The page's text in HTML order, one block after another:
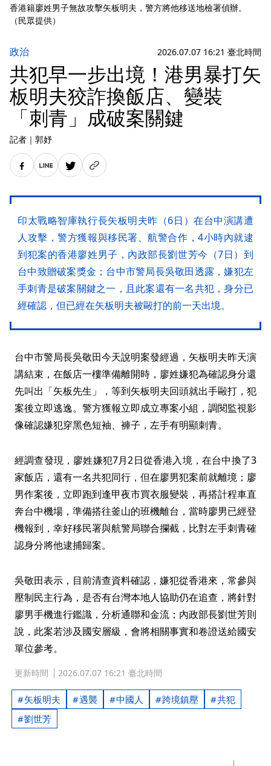
香港籍廖姓男子無故攻擊矢板明夫，警方將他移送地檢署偵辦。
（民眾提供）
政治 2026.07.07 16:21 臺北時間
共犯早一步出境！港男暴打矢
板明夫狡詐換飯店、變裝
「刺青」成破案關鍵
記者 ｜ 郭妤
印太戰略智庫執行長矢板明夫昨（6日）在台中演講遭
人攻擊，警方獲報與移民署、航警合作，4小時內就逮
到犯案的香港廖姓男子，內政部長劉世芳今（7日）到
台中致贈破案獎金；台中市警局長吳敬田透露，嫌犯左
手刺青是破案關鍵之一，且此案還有一名共犯，身分已
經確認，但已經在矢板明夫被毆打的前一天出境。
台中市警局長吳敬田今天說明案發經過，矢板明夫昨天演
講結束，在飯店一樓準備離開時，廖姓嫌犯為確認身分還
先叫出「矢板先生」，等到矢板明夫回頭就出手毆打，犯
案後立即逃逸。警方獲報立即成立專案小組，調閱監視影
像確認嫌犯穿黑色短袖、褲子，左手有明顯刺青。
經調查發現，廖姓嫌犯7月2日從香港入境，在台中換了3
家飯店，還有一名共犯同行，但在廖男犯案前就離境；廖
男作案後，立即跑到逢甲夜市買衣服變裝，再搭計程車直
奔台中機場，準備搭往釜山的班機離台，當時廖男已經登
機報到，幸好移民署與航警局聯合攔截，比對左手刺青確
認身分將他逮捕歸案。
吳敬田表示，目前清查資料確認，嫌犯從香港來，常參與
壓制民主行為，是否有台灣本地人協助仍在追查，將針對
廖男手機進行鑑識，分析通聯和金流；內政部長劉世芳則
說，此案若涉及國安層級，會將相關事實和卷證送給國安
單位參考。
更新時間 2026.07.07 16:21 臺北時間
矢板明夫 遇襲 中國人 跨境鎮壓
共犯
劉世芳